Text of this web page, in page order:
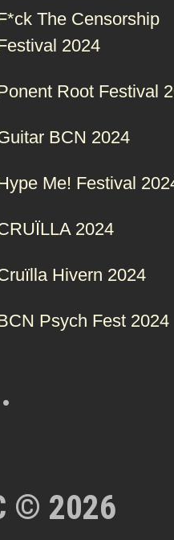
The Censorship
2024
Root Festival
BCN 2024
Me! Festival
2024
Hivern 2024
Psych Fest 2024
© 2026